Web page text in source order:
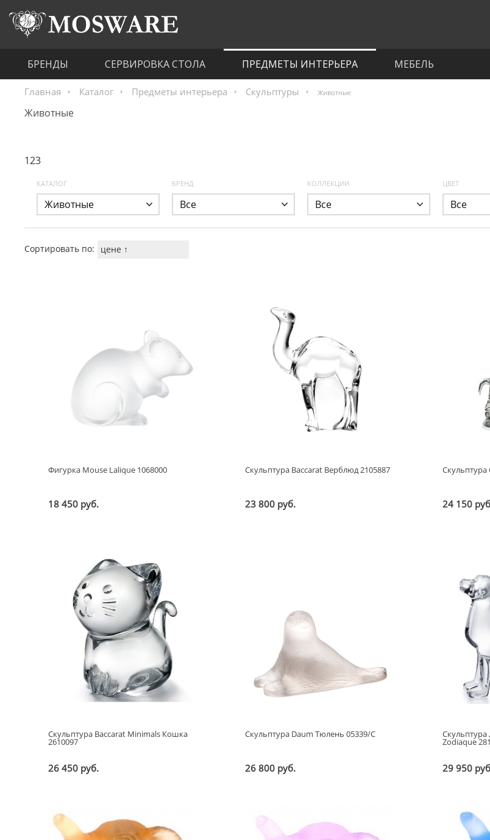
БРЕНДЫ СЕРВИРОВКА СТОЛА ПРЕДМЕТЫ ИНТЕРЬЕРА МЕБЕЛЬ
Главная Каталог Предметы интерьера Скульптуры Животные
Животные
123
КАТАЛОГ
Животные
БРЕНД
Все
КОЛЛЕКЦИИ
Все
ЦВЕТ
Все
Сортировать по:
цене ↑
Фигурка Mouse Lalique 1068000
18 450 руб.
Скульптура Baccarat Верблюд 2105887
23 800 руб.
Скульптура
24 150
Скульптура Baccarat Minimals Кошка
2610097
26 450 руб.
Скульптура Daum Тюлень 05339/C
26 800 руб.
Скульптура
Zodiaque
29 950